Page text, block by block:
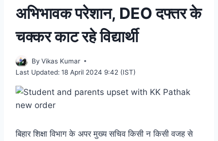
अभिभावक परेशान, DEO दफ्तर के
चक्कर काट रहे विद्यार्थी
By Vikas Kumar
Last Updated: 18 April 2024 9:42 (IST)
बिहार शिक्षा विभाग के अपर मुख्य सचिव किसी न किसी वजह से